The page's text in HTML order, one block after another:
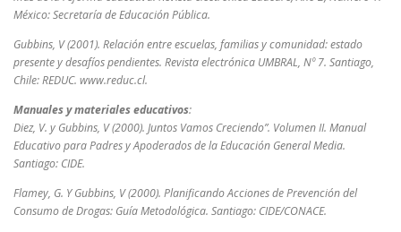
México: Secretaría de Educación Pública.
Gubbins, V (2001). Relación entre escuelas, familias y comunidad: estado
presente y desafíos pendientes. Revista electrónica UMBRAL, Nº 7. Santiago,
Chile: REDUC. www.reduc.cl.
Manuales y materiales educativos:
Diez, V. y Gubbins, V (2000). Juntos Vamos Creciendo”. Volumen II. Manual
Educativo para Padres y Apoderados de la Educación General Media.
Santiago: CIDE.
Flamey, G. Y Gubbins, V (2000). Planificando Acciones de Prevención del
Consumo de Drogas: Guía Metodológica. Santiago: CIDE/CONACE.